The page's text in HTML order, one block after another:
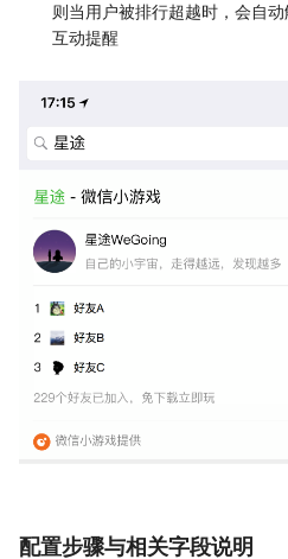
则当用户被排行超越时，会自
互动提醒
配置步骤与相关字段说明